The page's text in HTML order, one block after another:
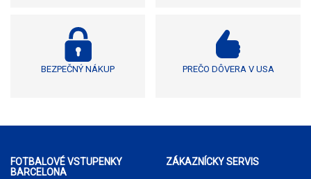
BEZPEČNÝ NÁKUP PREČO DÔVERA V USA
FOTBALOVÉ VSTUPENKY
BARCELONA
ZÁKAZNÍCKY SERVIS